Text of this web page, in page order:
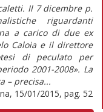
Il 7 dicembre p.
riguardanti
a carico di due ex
Caloia e il direttore
di peculato per
2001-2008». La
– precisa...
15/01/2015, pag. 52